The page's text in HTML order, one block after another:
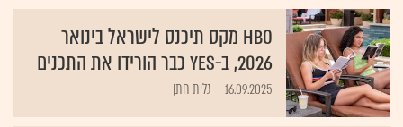
HBO מקס תיכנס לישראל בינואר
2026, ב-yes כבר הורידו את התכנים
16.09.2025 גלית חתן